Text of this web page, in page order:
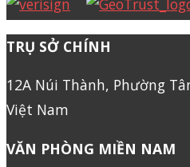
TRỤ SỞ CHÍNH
12A Núi Thành, Phường
Việt Nam
VĂN PHÒNG MIỀN NAM